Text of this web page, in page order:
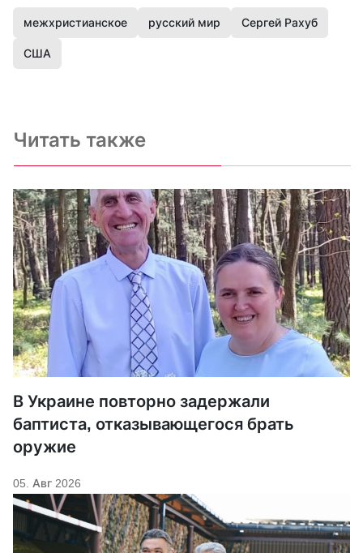
межхристианское русский мир Сергей Рахуб
США
Читать также
В Украине повторно задержали
баптиста, отказывающегося брать
оружие
05. Авг 2026